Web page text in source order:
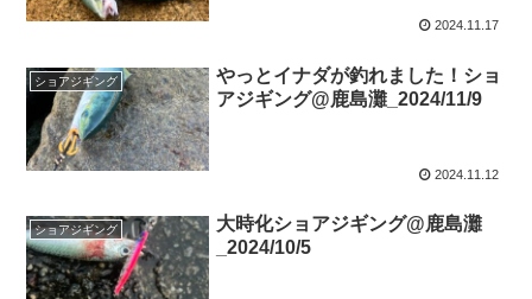
2024.11.17
ショアジギング
やっとイナダが釣れました！ショ
アジギング@鹿島灘_2024/11/9
2024.11.12
ショアジギング
大時化ショアジギング@鹿島灘
_2024/10/5